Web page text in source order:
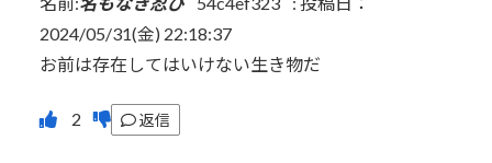
2024/05/31(金) 22:18:37
お前は存在してはいけない生き物だ
返信